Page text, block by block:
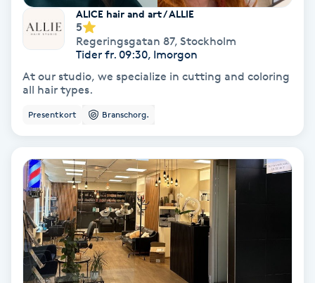
Rosacea
Rosenmetoden
Ryggmassage
Senioryoga
Shiatsu
Singelfransar
ALICE hair and art / ALLIE
5
Regeringsgatan 87, Stockholm
Tider fr. 09:30, Imorgon
At our studio, we specialize in cutting and coloring
all hair types.
Presentkort Branschorg.